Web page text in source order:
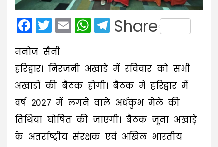
Facebook
Twitter
EmailWhatsApp
Telegram
Share
मनोज सैनी
हरिद्वार। निरंजनी अखाडे में रविवार को सभी
अखाडों की बैठक होगी। बैठक में हरिद्वार में
वर्ष 2027 में लगने वाले अर्धकुंभ मेले की
तिथियां घोषित की जाएगी। बैठक जूना अखाड़े
के अंतर्राष्ट्रीय संरक्षक एवं अखिल भारतीय